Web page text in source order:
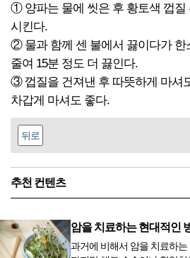
① 양파는 물에 씻은 후 황토색 껍질
시킨다.
② 물과 함께 센 불에서 끓이다가 한
줄여 15분 정도 더 끓인다.
③ 껍질을 건져낸 후 따뜻하게 마셔
차갑게 마셔도 좋다.
뒤로
추천 컨텐츠
암을 치료하는 현대적인
과거에 비해서 암을 치료하